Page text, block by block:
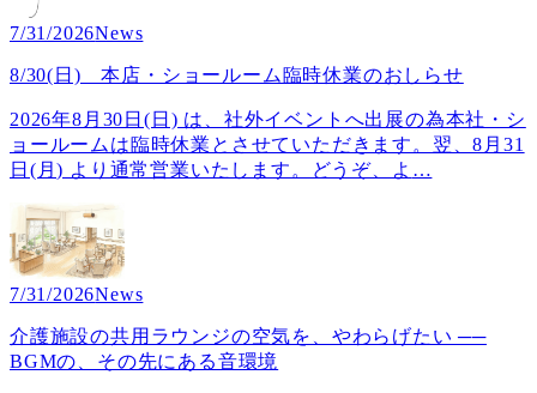
7/31/2026News
8/30(日) 本店・ショールーム臨時休業のおしらせ
2026年8月30日(日) は、社外イベントへ出展の為本社・シ
ョールームは臨時休業とさせていただきます。翌、8月31
日(月) より通常営業いたします。どうぞ、よ …
7/31/2026News
介護施設の共用ラウンジの空気を、やわらげたい ──
BGMの、その先にある音環境